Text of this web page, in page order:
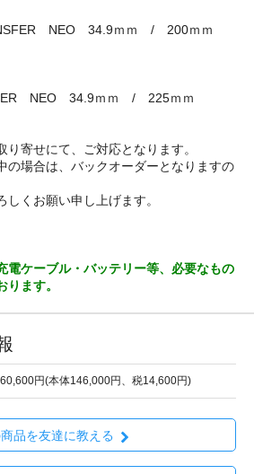
NEO 34.9ｍｍ / 200ｍｍ
NEO 34.9ｍｍ / 225ｍｍ
り寄せにて、ご対応となります。
の場合は、バックオーダーとなりますの
しくお願い申し上げます。
電ケーブル・バッテリー等、必要なもの
ます。
円(本体146,000円、税14,600円)
品を友達に教える